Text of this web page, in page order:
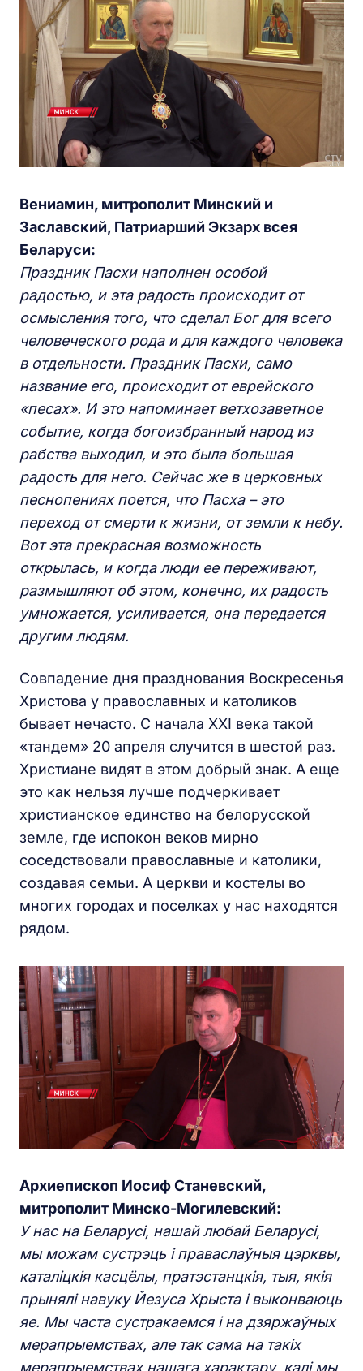
Вениамин, митрополит Минский и
Заславский, Патриарший Экзарх всея
Беларуси:
Праздник Пасхи наполнен особой
радостью, и эта радость происходит от
осмысления того, что сделал Бог для всего
человеческого рода и для каждого человека
в отдельности. Праздник Пасхи, само
название его, происходит от еврейского
«песах». И это напоминает ветхозаветное
событие, когда богоизбранный народ из
рабства выходил, и это была большая
радость для него. Сейчас же в церковных
песнопениях поется, что Пасха – это
переход от смерти к жизни, от земли к небу.
Вот эта прекрасная возможность
открылась, и когда люди ее переживают,
размышляют об этом, конечно, их радость
умножается, усиливается, она передается
другим людям.
Совпадение дня празднования Воскресенья
Христова у православных и католиков
бывает нечасто. С начала XXI века такой
«тандем» 20 апреля случится в шестой раз.
Христиане видят в этом добрый знак. А еще
это как нельзя лучше подчеркивает
христианское единство на белорусской
земле, где испокон веков мирно
соседствовали православные и католики,
создавая семьи. А церкви и костелы во
многих городах и поселках у нас находятся
рядом.
Архиепископ Иосиф Станевский,
митрополит Минско-Могилевский:
У нас на Беларусі, нашай любай Беларусі,
мы можам сустрэць і праваслаўныя цэрквы,
каталіцкія касцёлы, пратэстанцкія, тыя, якія
прынялі навуку Йезуса Хрыста і выконваюць
яе. Мы часта сустракаемся і на дзяржаўных
мерапрыемствах, але так сама на такіх
мерапрыемствах нашага характару, калі мы